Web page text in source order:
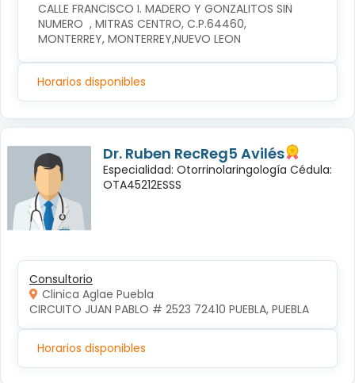
CALLE FRANCISCO I. MADERO Y GONZALITOS SIN
NUMERO  , MITRAS CENTRO, C.P.64460,
MONTERREY, MONTERREY,NUEVO LEON
Horarios disponibles
Dr. Ruben RecReg5 Avilés
Especialidad: Otorrinolaringología Cédula:
OTA45212ESSS
Consultorio
Clinica Aglae Puebla
CIRCUITO JUAN PABLO # 2523 72410 PUEBLA, PUEBLA
Horarios disponibles